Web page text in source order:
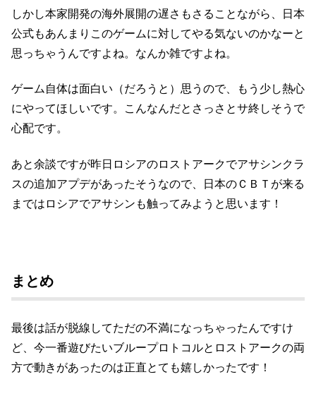
しかし本家開発の海外展開の遅さもさることながら、日本
公式もあんまりこのゲームに対してやる気ないのかなーと
思っちゃうんですよね。なんか雑ですよね。
ゲーム自体は面白い（だろうと）思うので、もう少し熱心
にやってほしいです。こんなんだとさっさとサ終しそうで
心配です。
あと余談ですが昨日ロシアのロストアークでアサシンクラ
スの追加アプデがあったそうなので、日本のＣＢＴが来る
まではロシアでアサシンも触ってみようと思います！
まとめ
最後は話が脱線してただの不満になっちゃったんですけ
ど、今一番遊びたいブループロトコルとロストアークの両
方で動きがあったのは正直とても嬉しかったです！